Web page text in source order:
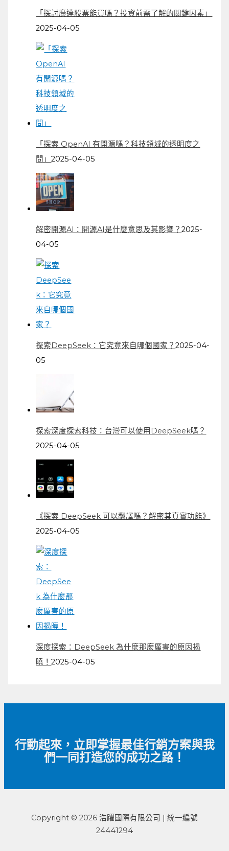
「探討廣達股票能買嗎？投資前需了解的關鍵因素」
2025-04-05
「探索 OpenAI 有開源嗎？科技領域的透明度之
問」2025-04-05
解密開源AI：開源AI是什麼意思及其影響？2025-
04-05
探索DeepSeek：它究竟來自哪個國家？2025-04-
05
探索深度探索科技：台灣可以使用DeepSeek嗎？
2025-04-05
《探索 DeepSeek 可以翻譯嗎？解密其真實功能》
2025-04-05
深度探索：DeepSeek 為什麼那麼厲害的原因揭
曉！2025-04-05
行動起來，立即掌握最佳行銷方案與我
們一同打造您的成功之路！
Copyright © 2026 浩躍國際有限公司 | 統一編號
24441294